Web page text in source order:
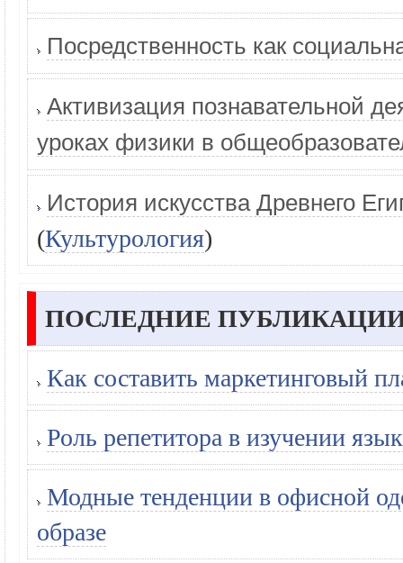
Посредственность как
Активизация познавательной
уроках физики в
История искусства Древнего
(Культурология)
ПОСЛЕДНИЕ
Как составить маркетинговый
Роль репетитора в изучении
Модные тенденции в офисной
образе